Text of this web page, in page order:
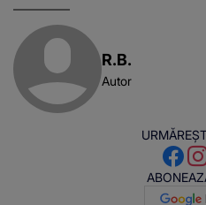
R.B.
Autor